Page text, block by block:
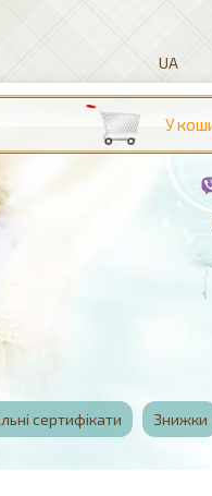
сертифікати Знижки